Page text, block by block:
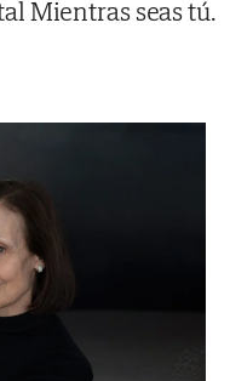
Mientras seas tú.